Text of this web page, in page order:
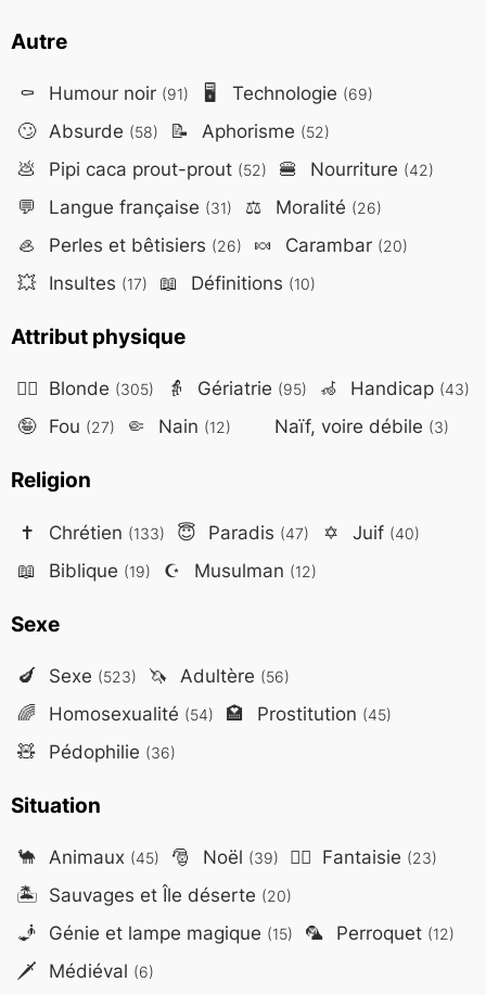
Autre
⚰️ Humour noir (91) 🖥️ Technologie (69)
🙄 Absurde (58) 📝 Aphorisme (52)
💩 Pipi caca prout-prout (52) 🍔 Nourriture (42)
💬 Langue française (31) ⚖️ Moralité (26)
🦪 Perles et bêtisiers (26) 🍬 Carambar (20)
💥 Insultes (17) 📖 Définitions (10)
Attribut physique
👱‍♀️ Blonde (305) 👵 Gériatrie (95) 🦽 Handicap (43)
🤪 Fou (27) 🤏 Nain (12) Naïf, voire débile (3)
Religion
✝️ Chrétien (133) 😇 Paradis (47) ✡️ Juif (40)
📖 Biblique (19) ☪️ Musulman (12)
Sexe
🍆 Sexe (523) 🦄 Adultère (56)
🌈 Homosexualité (54) 🏩 Prostitution (45)
🧸 Pédophilie (36)
Situation
🐪 Animaux (45) 🎅 Noël (39) 🧙‍♂️ Fantaisie (23)
🏝️ Sauvages et Île déserte (20)
🧞 Génie et lampe magique (15) 🦜 Perroquet (12)
🗡️ Médiéval (6)